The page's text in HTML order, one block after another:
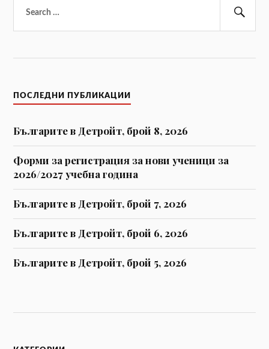
ПОСЛЕДНИ ПУБЛИКАЦИИ
Българите в Детройт, брой 8, 2026
Форми за регистрaция за нови ученици за
2026/2027 учебна година
Българите в Детройт, брой 7, 2026
Българите в Детройт, брой 6, 2026
Българите в Детройт, брой 5, 2026